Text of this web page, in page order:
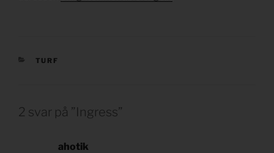
KATEGORIER
TURF
2 svar på ”Ingress”
ahotik